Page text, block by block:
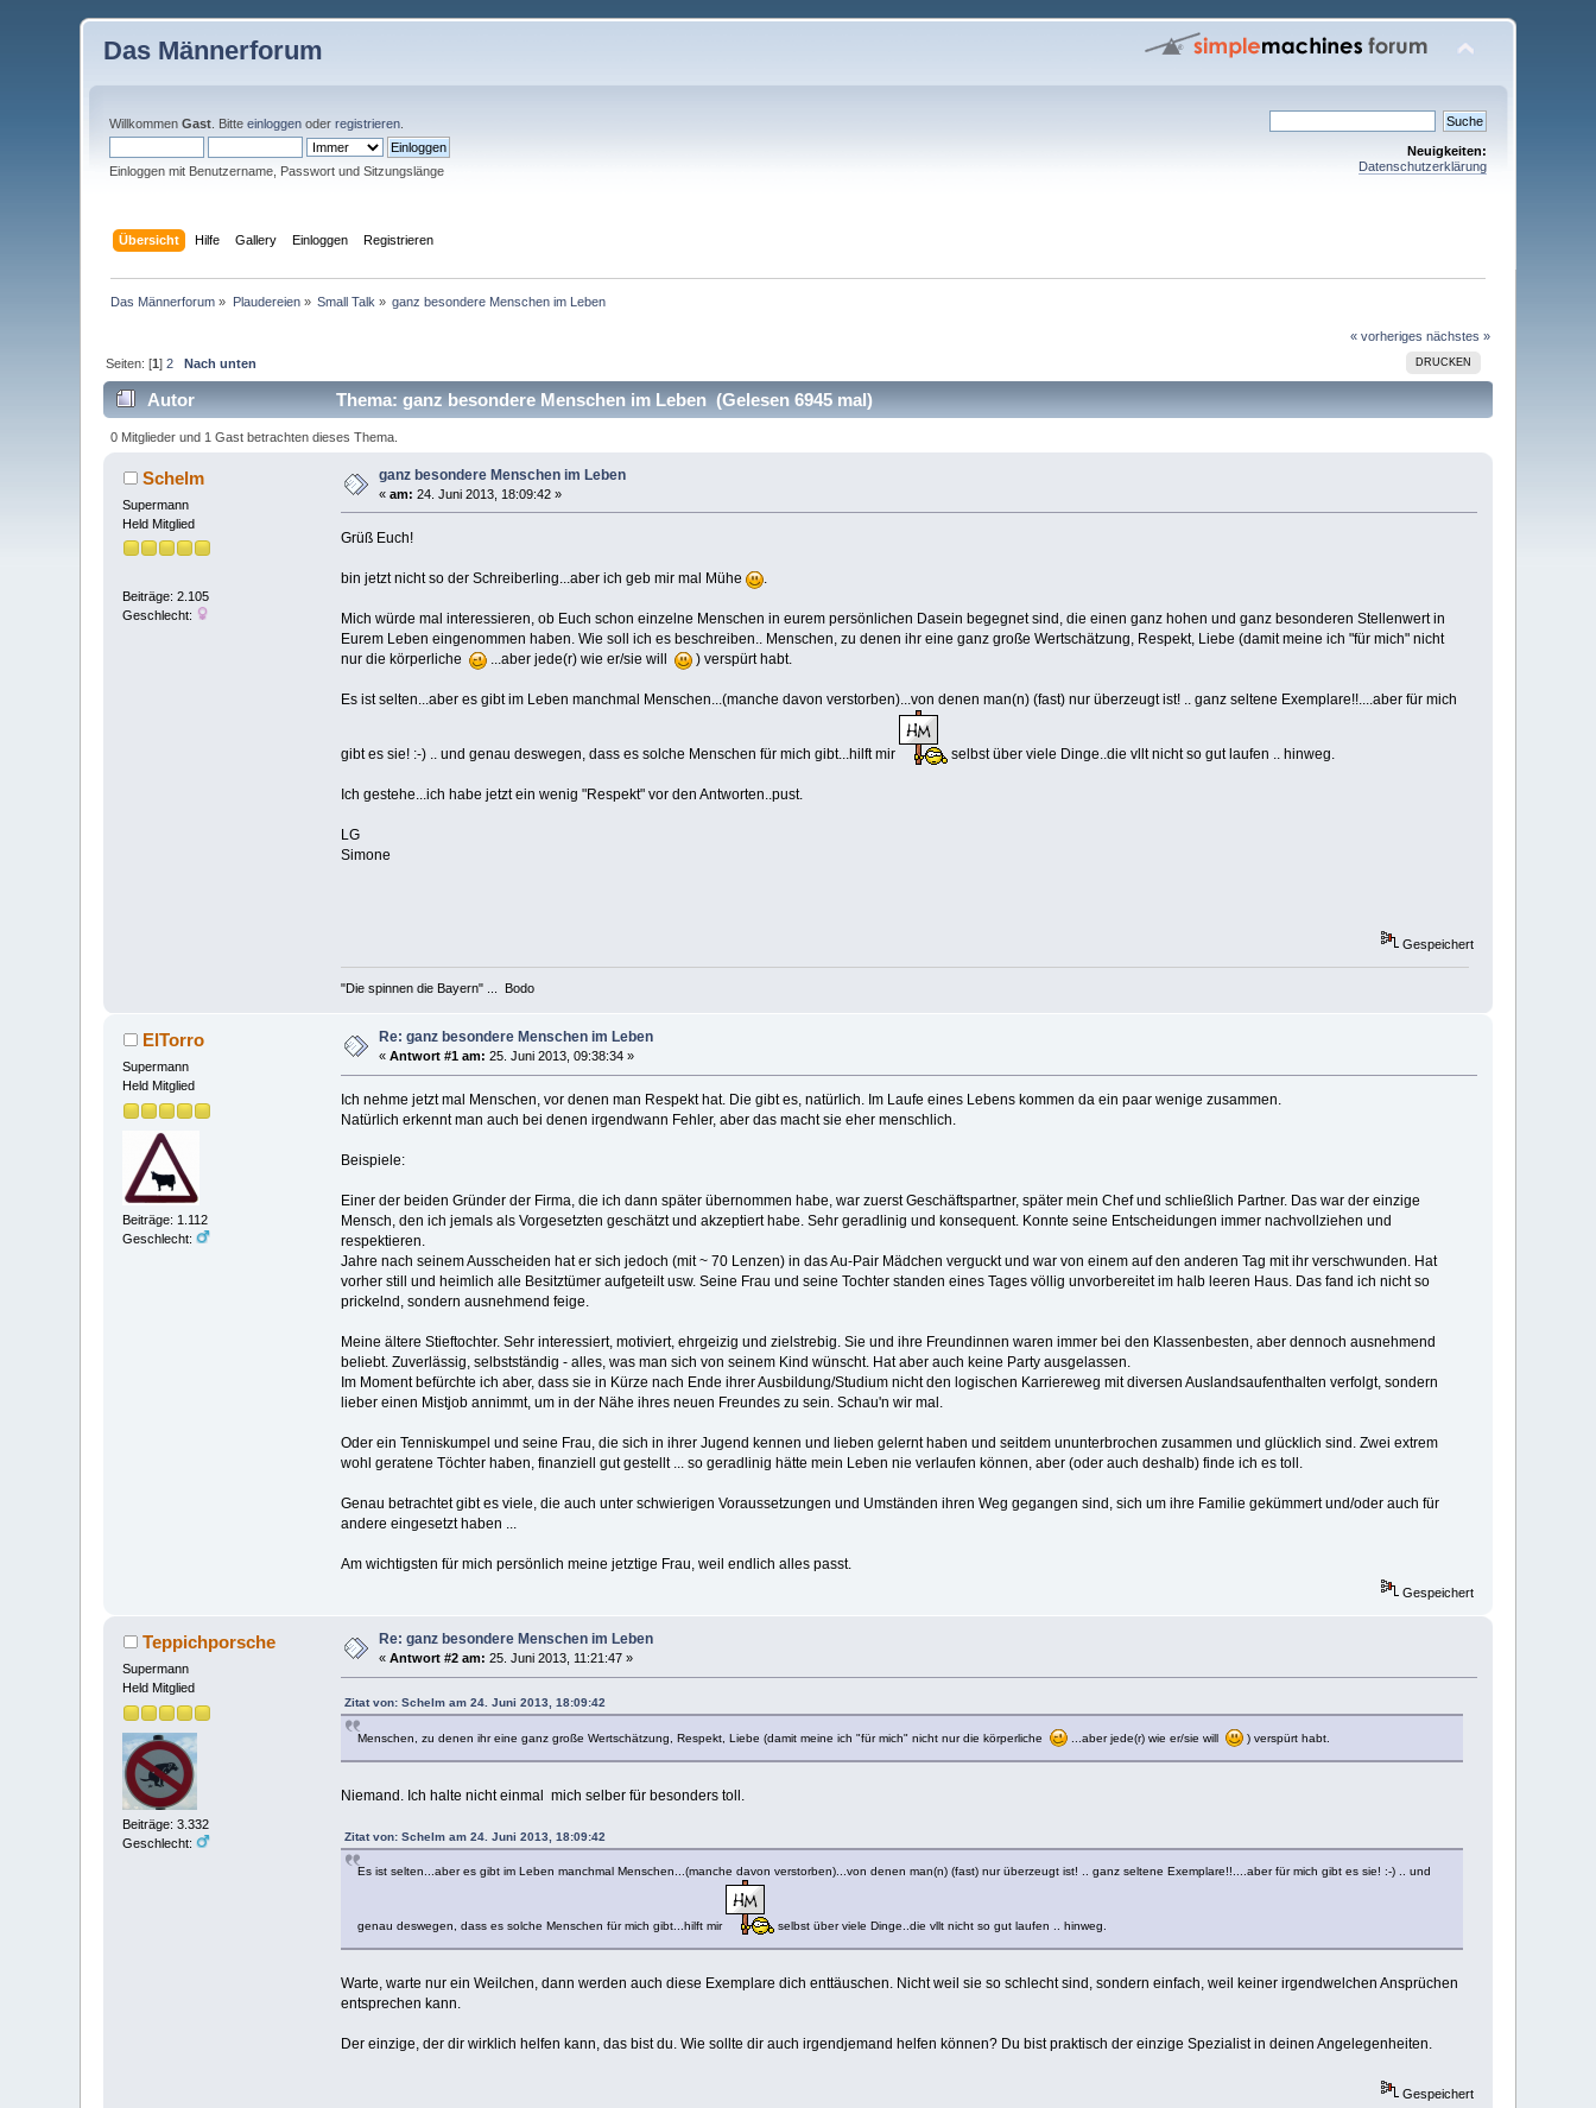
Das Männerforum
WillkommenGast . Bitteeinloggen oderregistrieren
Einloggen mit Benutzername, Passwort und Sitzungslänge
Neuigkeiten:
Datenschutzerklärung
Übersicht Hilfe Gallery Einloggen Registrieren
Das Männerforum » Plaudereien» Small Talk » ganz besondere Menschen im Leben
« vorheriges nächstes »
DRUCKEN
Seiten: [1]2 Nach unten
Autor Thema: ganz besondere Menschen im Leben (Gelesen 6945 mal)
0 Mitglieder und 1 Gast betrachten dieses Thema.
Schelm
Supermann
Held Mitglied
Beiträge: 2.105
Geschlecht:
ganz besondere Menschen im Leben
«am: 24. Juni 2013, 18:09:42 »
Grüß Euch!
bin jetzt nicht so der Schreiberling...aber ich geb mir mal Mühe .
Mich würde mal interessieren, ob Euch schon einzelne Menschen in eurem persönlichen Dasein begegnet sind, die einen ganz hohen und ganz besonderen Stellenwert in
Eurem Leben eingenommen haben. Wie soll ich es beschreiben.. Menschen, zu denen ihr eine ganz große Wertschätzung, Respekt, Liebe (damit meine ich "für mich" nicht
nur die körperliche
...aber jede(r) wie er/sie will ) verspürt habt.
Es ist selten...aber es gibt im Leben manchmal Menschen...(manche davon verstorben)...von denen man(n) (fast) nur überzeugt ist! .. ganz seltene Exemplare!!....aber für mich
gibt es sie! :-) .. und genau deswegen, dass es solche Menschen für mich gibt...hilft mir selbst über viele Dinge..die vllt nicht so gut laufen .. hinweg.
Ich gestehe...ich habe jetzt ein wenig "Respekt" vor den Antworten..pust.
LG
Simone
Gespeichert
"Die spinnen die Bayern" ... Bodo
ElTorro
Supermann
Held Mitglied
Beiträge: 1.112
Geschlecht:
Re: ganz besondere Menschen im Leben
«Antwort #1 am: 25. Juni 2013, 09:38:34 »
Ich nehme jetzt mal Menschen, vor denen man Respekt hat. Die gibt es, natürlich. Im Laufe eines Lebens kommen da ein paar wenige zusammen.
Natürlich erkennt man auch bei denen irgendwann Fehler, aber das macht sie eher menschlich.
Beispiele:
Einer der beiden Gründer der Firma, die ich dann später übernommen habe, war zuerst Geschäftspartner, später mein Chef und schließlich Partner. Das war der einzige
Mensch, den ich jemals als Vorgesetzten geschätzt und akzeptiert habe. Sehr geradlinig und konsequent. Konnte seine Entscheidungen immer nachvollziehen und
respektieren.
Jahre nach seinem Ausscheiden hat er sich jedoch (mit ~ 70 Lenzen) in das Au-Pair Mädchen verguckt und war von einem auf den anderen Tag mit ihr verschwunden. Hat
vorher still und heimlich alle Besitztümer aufgeteilt usw. Seine Frau und seine Tochter standen eines Tages völlig unvorbereitet im halb leeren Haus. Das fand ich nicht so
prickelnd, sondern ausnehmend feige.
Meine ältere Stieftochter. Sehr interessiert, motiviert, ehrgeizig und zielstrebig. Sie und ihre Freundinnen waren immer bei den Klassenbesten, aber dennoch ausnehmend
beliebt. Zuverlässig, selbstständig - alles, was man sich von seinem Kind wünscht. Hat aber auch keine Party ausgelassen.
Im Moment befürchte ich aber, dass sie in Kürze nach Ende ihrer Ausbildung/Studium nicht den logischen Karriereweg mit diversen Auslandsaufenthalten verfolgt, sondern
lieber einen Mistjob annimmt, um in der Nähe ihres neuen Freundes zu sein. Schau'n wir mal.
Oder ein Tenniskumpel und seine Frau, die sich in ihrer Jugend kennen und lieben gelernt haben und seitdem ununterbrochen zusammen und glücklich sind. Zwei extrem
wohl geratene Töchter haben, finanziell gut gestellt ... so geradlinig hätte mein Leben nie verlaufen können, aber (oder auch deshalb) finde ich es toll.
Genau betrachtet gibt es viele, die auch unter schwierigen Voraussetzungen und Umständen ihren Weg gegangen sind, sich um ihre Familie gekümmert und/oder auch für
andere eingesetzt haben ...
Am wichtigsten für mich persönlich meine jetztige Frau, weil endlich alles passt.
Gespeichert
Teppichporsche
Supermann
Held Mitglied
Beiträge: 3.332
Geschlecht:
Re: ganz besondere Menschen im Leben
«Antwort #2 am: 25. Juni 2013, 11:21:47 »
Zitat von: Schelm am 24. Juni 2013, 18:09:42
Menschen, zu denen ihr eine ganz große Wertschätzung, Respekt, Liebe (damit meine ich "für mich" nicht nur die körperliche ...aber jede(r) wie er/sie will ) verspürt habt.
Niemand. Ich halte nicht einmal mich selber für besonders toll.
Zitat von: Schelm am 24. Juni 2013, 18:09:42
Es ist selten...aber es gibt im Leben manchmal Menschen...(manche davon verstorben)...von denen man(n) (fast) nur überzeugt ist! .. ganz seltene Exemplare!!....aber für mich gibt es sie! :-) .. und
genau deswegen, dass es solche Menschen für mich gibt...hilft mir selbst über viele Dinge..die vllt nicht so gut laufen .. hinweg.
Warte, warte nur ein Weilchen, dann werden auch diese Exemplare dich enttäuschen. Nicht weil sie so schlecht sind, sondern einfach, weil keiner irgendwelchen Ansprüchen
entsprechen kann.
Der einzige, der dir wirklich helfen kann, das bist du. Wie sollte dir auch irgendjemand helfen können? Du bist praktisch der einzige Spezialist in deinen Angelegenheiten.
Gespeichert